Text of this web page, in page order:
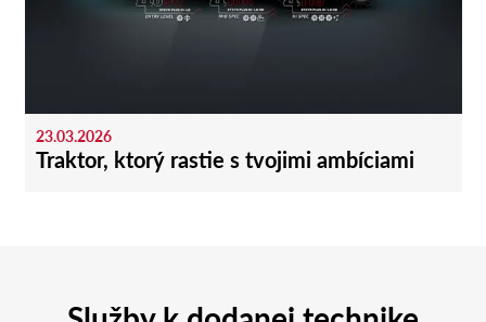
23.03.2026
Traktor, ktorý rastie s tvojimi ambíciami